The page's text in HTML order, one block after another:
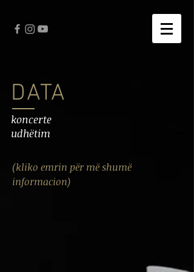
DATA
koncerte
udhëtim
(kliko emrin për më shumë
informacion)